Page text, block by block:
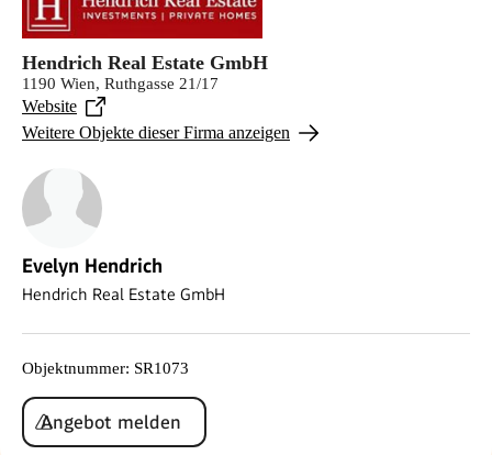
Hendrich Real Estate GmbH
1190 Wien, Ruthgasse 21/17
Website
Weitere Objekte dieser Firma anzeigen
Evelyn Hendrich
Hendrich Real Estate GmbH
Objektnummer: SR1073
Angebot melden